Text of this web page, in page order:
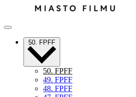
50. FPFF
50. FPFF
49. FPFF
48. FPFF